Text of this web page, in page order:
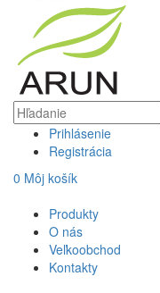
Prihlásenie
Registrácia
0 Môj košík
Produkty
O nás
Veľkoobchod
Kontakty